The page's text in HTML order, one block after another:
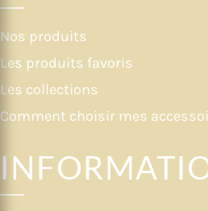
Nos produits
Les produits favoris
Les collections
Comment choisir mes